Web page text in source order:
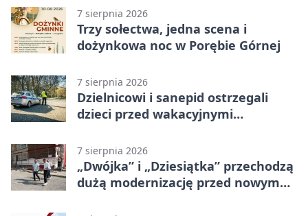
7 sierpnia 2026
Trzy sołectwa, jedna scena i
dożynkowa noc w Porębie Górnej
7 sierpnia 2026
Dzielnicowi i sanepid ostrzegali
dzieci przed wakacyjnymi
7 sierpnia 2026
„Dwójka” i „Dziesiątka” przechodzą
dużą modernizację przed nowym